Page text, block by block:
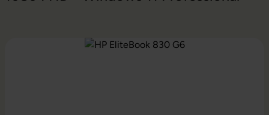
Bildergalerie überspringen